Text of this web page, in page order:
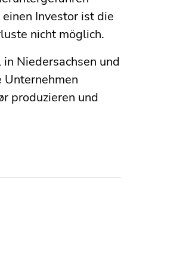
Investor ist die
nicht möglich.
Niedersachsen und
Unternehmen
produzieren und